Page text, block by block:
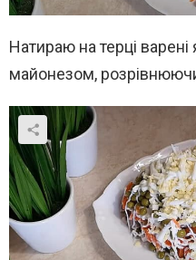
Натираю на терці
майонезом,